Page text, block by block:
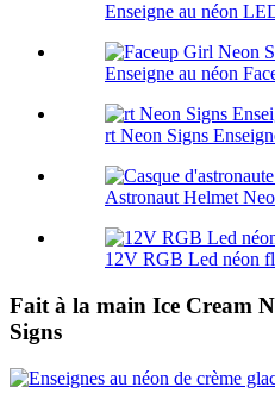
Enseigne au néon
Enseigne au néon
rt Neon Signs
Astronaut Helmet
12V RGB Led néon
Fait à la main Ice Cream
Signs